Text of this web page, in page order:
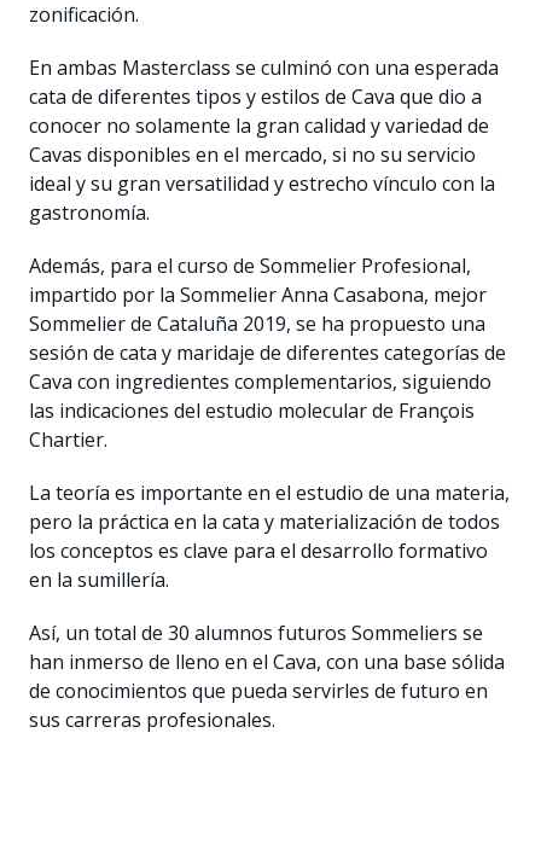
zonificación.
En ambas Masterclass se culminó con una esperada
cata de diferentes tipos y estilos de Cava que dio a
conocer no solamente la gran calidad y variedad de
Cavas disponibles en el mercado, si no su servicio
ideal y su gran versatilidad y estrecho vínculo con la
gastronomía.
Además, para el curso de Sommelier Profesional,
impartido por la Sommelier Anna Casabona, mejor
Sommelier de Cataluña 2019, se ha propuesto una
sesión de cata y maridaje de diferentes categorías de
Cava con ingredientes complementarios, siguiendo
las indicaciones del estudio molecular de François
Chartier.
La teoría es importante en el estudio de una materia,
pero la práctica en la cata y materialización de todos
los conceptos es clave para el desarrollo formativo
en la sumillería.
Así, un total de 30 alumnos futuros Sommeliers se
han inmerso de lleno en el Cava, con una base sólida
de conocimientos que pueda servirles de futuro en
sus carreras profesionales.